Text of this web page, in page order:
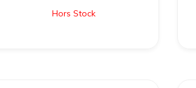
Hors Stock